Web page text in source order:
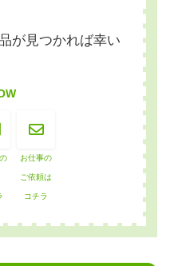
が見つかれば幸い
お仕事の
ご依頼は
コチラ